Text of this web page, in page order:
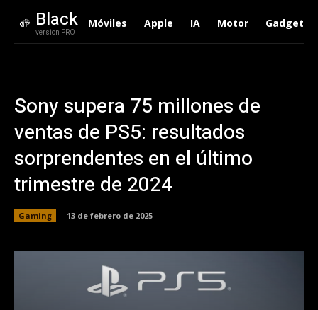
Black
version PRO
Móviles Apple IA Motor Gadgets
Sony supera 75 millones de
ventas de PS5: resultados
sorprendentes en el último
trimestre de 2024
Gaming 13 de febrero de 2025